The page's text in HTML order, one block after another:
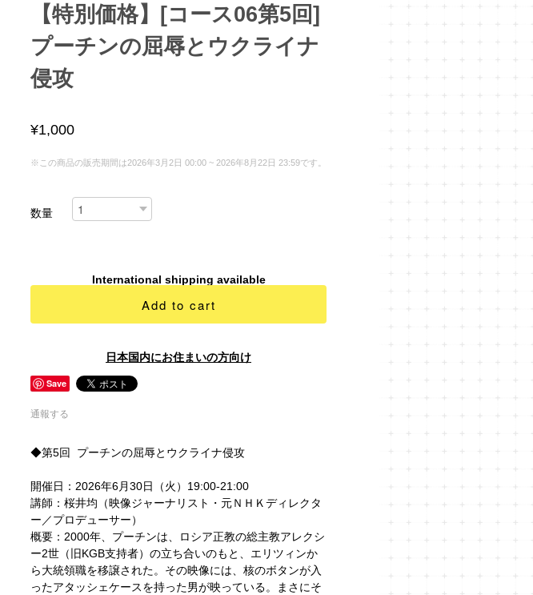
【特別価格】[コース06第5回]
プーチンの屈辱とウクライナ
侵攻
¥1,000
※この商品の販売期間は2026年3月2日 00:00 ~ 2026年8月22日 23:59です。
数量
International shipping available
Add to cart
日本国内にお住まいの方向け
Save
通報する
◆第5回 プーチンの屈辱とウクライナ侵攻
開催日：2026年6月30日（火）19:00-21:00
講師：桜井均（映像ジャーナリスト・元ＮＨＫディレクタ
ー／プロデューサー）
概要：2000年、プーチンは、ロシア正教の総主教アレクシ
ー2世（旧KGB支持者）の立ち合いのもと、エリツィンか
ら大統領職を移譲された。その映像には、核のボタンが入
ったアタッシェケースを持った男が映っている。まさにそ